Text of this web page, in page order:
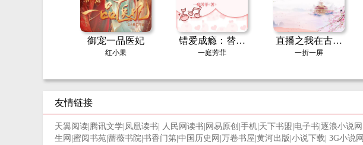
御宠一品医妃
红小果
错爱成瘾：替身
娇妻的绝地反击
一庭芳菲
直播之我在古代
斗绿茶
一折一屏
友情链接
天翼阅读 腾讯文学 凤凰读书 人民网读书 网易原创 手机 天下书盟 电子书 逐浪小说网
生网 蜜阅书苑 蔷薇书院 书香门第 中国历史网 万卷书屋 黄河出版 小说下载 3G小说网